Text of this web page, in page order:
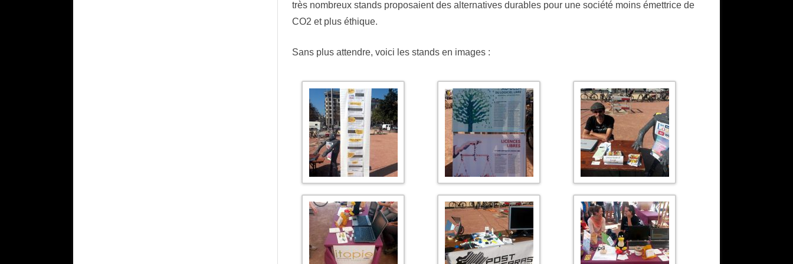
très nombreux stands proposaient des alternatives durables pour une société moins émettrice de
CO2 et plus éthique.
Sans plus attendre, voici les stands en images :